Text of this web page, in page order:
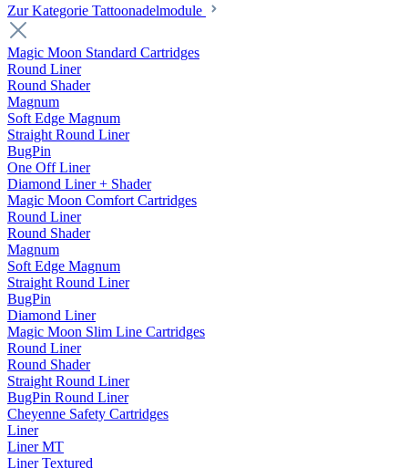
Zur Kategorie Tattoonadelmodule
Magic Moon Standard Cartridges
Round Liner
Round Shader
Magnum
Soft Edge Magnum
Straight Round Liner
BugPin
One Off Liner
Diamond Liner + Shader
Magic Moon Comfort Cartridges
Round Liner
Round Shader
Magnum
Soft Edge Magnum
Straight Round Liner
BugPin
Diamond Liner
Magic Moon Slim Line Cartridges
Round Liner
Round Shader
Straight Round Liner
BugPin Round Liner
Cheyenne Safety Cartridges
Liner
Liner MT
Liner Textured